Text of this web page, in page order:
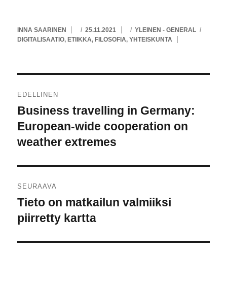
KIRJOITTAJA
INNA SAARINEN JULKAISTU
25.11.2021 KATEGORIAT
YLEINEN - GENERAL
DIGITALISAATIO,ETIIKKA,FILOSOFIA,YHTEISKUNTA
selaus
EDELLINEN
Edellinen
artikkeli:
Business travelling in Germany:
European-wide cooperation on
weather extremes
SEURAAVA
Seuraava
artikkeli:
Tieto on matkailun valmiiksi
piirretty kartta